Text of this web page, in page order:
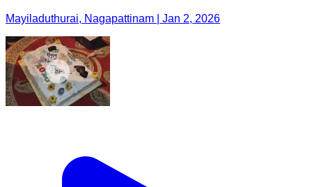
Mayiladuthurai, Nagapattinam | Jan 2, 2026